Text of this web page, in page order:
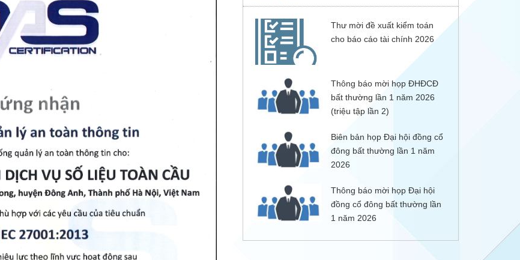
Thư mời đề xuất kiểm toán
cho báo cáo tài chính 2026
Thông báo mời họp ĐHĐCĐ
bất thường lần 1 năm 2026
(triệu tập lần 2)
Biên bản họp Đại hội đồng cổ
đông bất thường lần 1 năm
2026
Thông báo mời họp Đại hội
đồng cổ đông bất thường lần
1 năm 2026